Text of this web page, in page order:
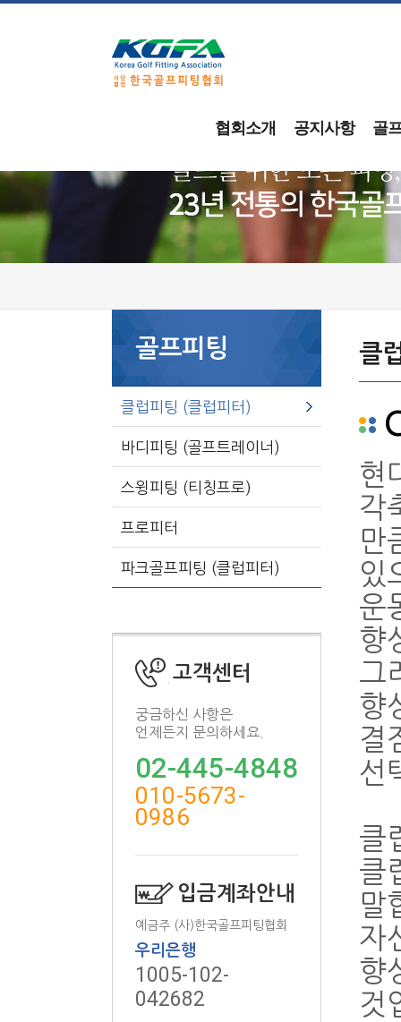
협회소개 공지사항 골
골프피팅
클럽피팅 (클럽피터)
바디피팅 (골프트레이너)
스윙피팅 (티칭프로)
프로피터
파크골프피팅 (클럽피터)
고객센터
궁금하신 사항은
언제든지 문의하세요.
02-445-4848
010-5673-
0986
입금계좌안내
예금주 (사)한국골프피팅협회
우리은행
1005-102-
042682
클
현
각
만
있
운
향
그
향
결
선
클
클
말
자
향
것